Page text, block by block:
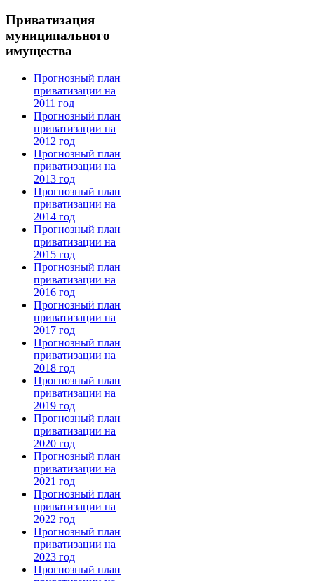
Приватизация
муниципального
имущества
Прогнозный план
приватизации на
2011 год
Прогнозный план
приватизации на
2012 год
Прогнозный план
приватизации на
2013 год
Прогнозный план
приватизации на
2014 год
Прогнозный план
приватизации на
2015 год
Прогнозный план
приватизации на
2016 год
Прогнозный план
приватизации на
2017 год
Прогнозный план
приватизации на
2018 год
Прогнозный план
приватизации на
2019 год
Прогнозный план
приватизации на
2020 год
Прогнозный план
приватизации на
2021 год
Прогнозный план
приватизации на
2022 год
Прогнозный план
приватизации на
2023 год
Прогнозный план